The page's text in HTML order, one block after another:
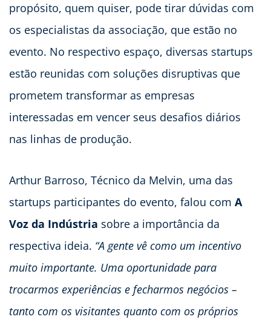
propósito, quem quiser, pode tirar dúvidas com
os especialistas da associação, que estão no
evento. No respectivo espaço, diversas startups
estão reunidas com soluções disruptivas que
prometem transformar as empresas
interessadas em vencer seus desafios diários
nas linhas de produção.
Arthur Barroso, Técnico da Melvin, uma das
startups participantes do evento, falou com A
Voz da Indústria sobre a importância da
respectiva ideia. “A gente vê como um incentivo
muito importante. Uma oportunidade para
trocarmos experiências e fecharmos negócios –
tanto com os visitantes quanto com os próprios